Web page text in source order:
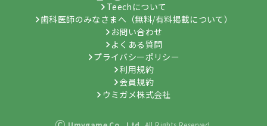
Teechについて
歯科医師のみなさまへ（無料/有料掲載について）
お問い合わせ
よくある質問
プライバシーポリシー
利用規約
会員規約
ウミガメ株式会社